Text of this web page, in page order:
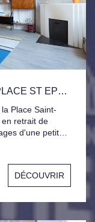
CHARMANT DUPLEX PROCHE PLACE ST EPVRE
Place Saint-
retrait de
d'une petite
hauteur sous
un cellier, ainsi
À l'étage
rare, alliant
en coeur de
DÉCOUVRIR